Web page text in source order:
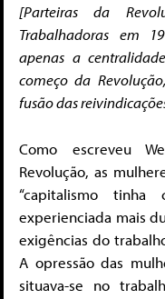
[Parteiras da
Trabalhadoras em
apenas a
começo da
fusão das
Como escreveu
Revolução, as
“capitalismo tinha
experienciada mais
exigências do
A opressão das
situava-se no